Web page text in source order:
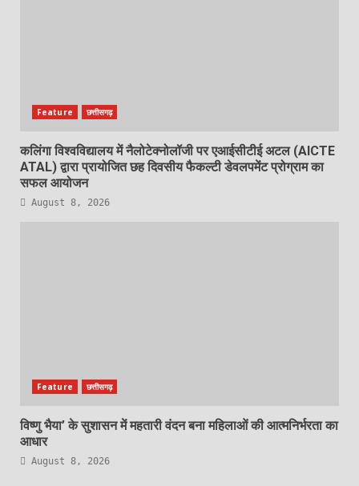
Feature छत्तीसगढ़
कलिंगा विश्वविद्यालय में नैलोटेक्नोलॉजी पर एआईसीटीई अटल (AICTE
ATAL) द्वारा प्रायोजित छह दिवसीय फैकल्टी डेवलपमेंट प्रोग्राम का
सफल आयोजन
August 8, 2026
Feature छत्तीसगढ़
विष्णु भैया’ के सुशासन में महतारी वंदन बना महिलाओं की आत्मनिर्भरता का
आधार
August 8, 2026